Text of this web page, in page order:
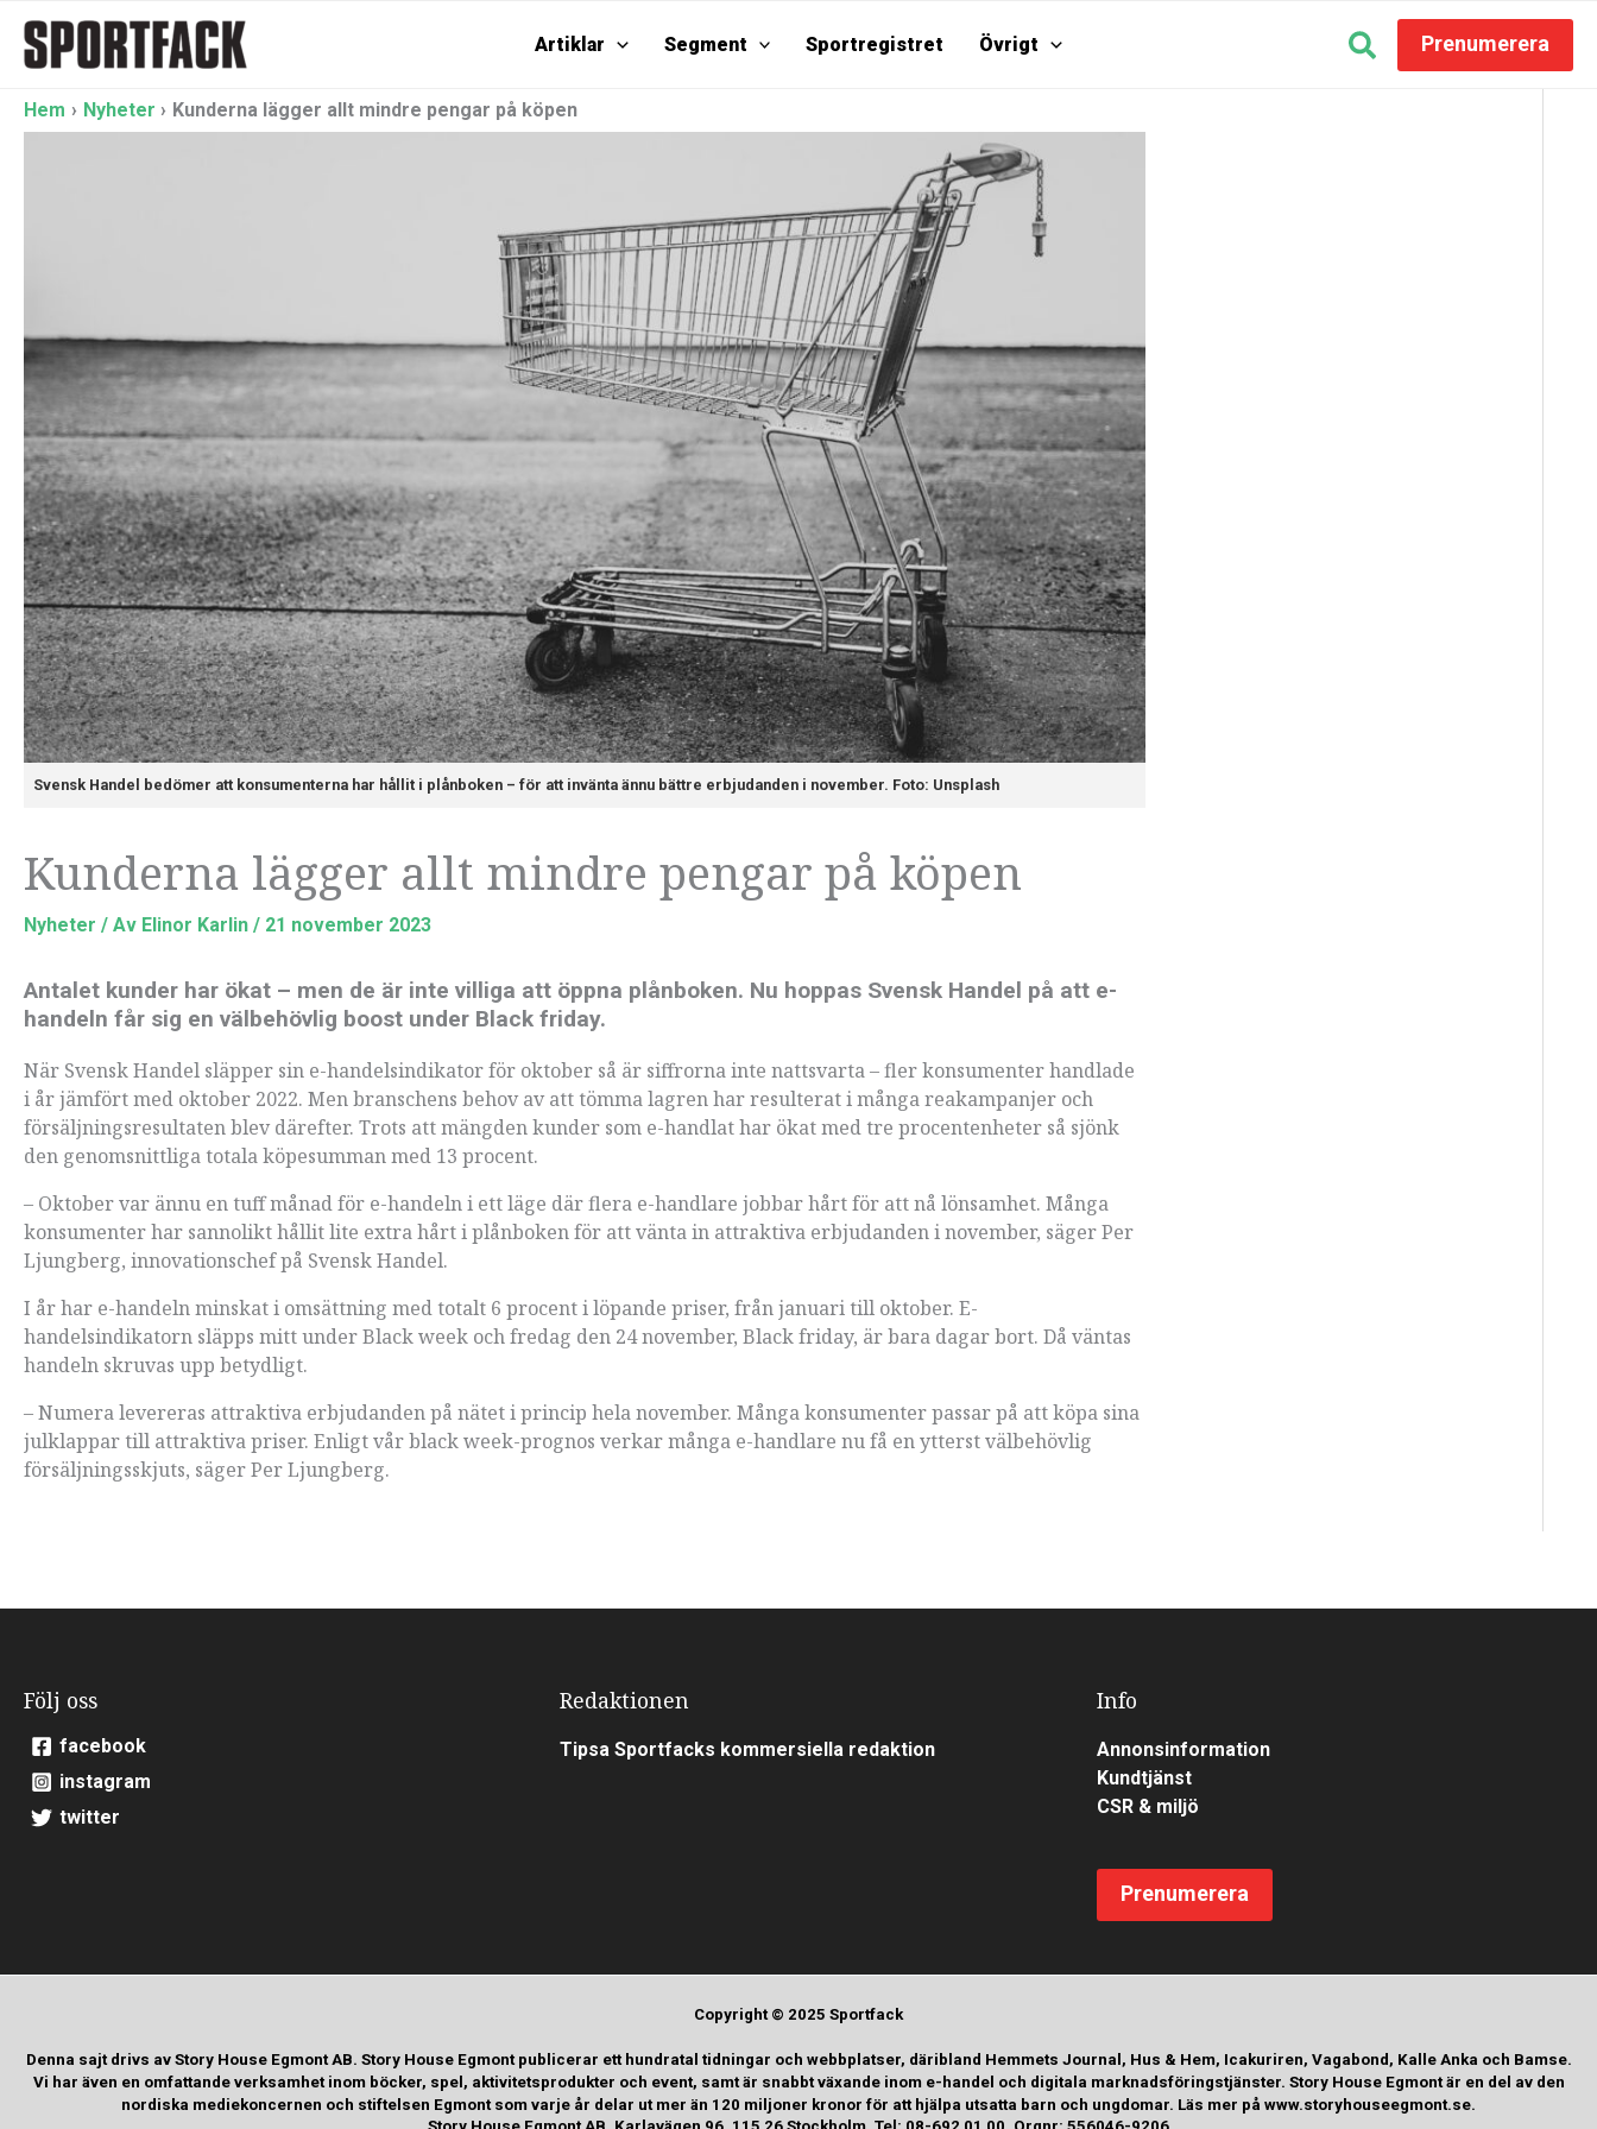
innehåll
Artiklar Segment Sportregistret Övrigt Prenumerera
Hem Nyheter Kunderna lägger allt mindre pengar på köpen
Svensk Handel bedömer att konsumenterna har hållit i plånboken – för att invänta ännu bättre erbjudanden i november. Foto: Unsplash
Kunderna lägger allt mindre pengar på köpen
Nyheter / Av Elinor Karlin / 21 november 2023
Antalet kunder har ökat – men de är inte villiga att öppna plånboken. Nu hoppas Svensk Handel på att e-
handeln får sig en välbehövlig boost under Black friday.
När Svensk Handel släpper sin e-handelsindikator för oktober så är siffrorna inte nattsvarta – fler konsumenter handlade
i år jämfört med oktober 2022. Men branschens behov av att tömma lagren har resulterat i många reakampanjer och
försäljningsresultaten blev därefter. Trots att mängden kunder som e-handlat har ökat med tre procentenheter så sjönk
den genomsnittliga totala köpesumman med 13 procent.
– Oktober var ännu en tuff månad för e-handeln i ett läge där flera e-handlare jobbar hårt för att nå lönsamhet. Många
konsumenter har sannolikt hållit lite extra hårt i plånboken för att vänta in attraktiva erbjudanden i november, säger Per
Ljungberg, innovationschef på Svensk Handel.
I år har e-handeln minskat i omsättning med totalt 6 procent i löpande priser, från januari till oktober. E-
handelsindikatorn släpps mitt under Black week och fredag den 24 november, Black friday, är bara dagar bort. Då väntas
handeln skruvas upp betydligt.
– Numera levereras attraktiva erbjudanden på nätet i princip hela november. Många konsumenter passar på att köpa sina
julklappar till attraktiva priser. Enligt vår black week-prognos verkar många e-handlare nu få en ytterst välbehövlig
försäljningsskjuts, säger Per Ljungberg.
Följ oss
facebook
instagram
twitter
Redaktionen
Tipsa Sportfacks kommersiella redaktion
Info
Annonsinformation
Kundtjänst
CSR & miljö
Prenumerera
Copyright © 2025 Sportfack
Denna sajt drivs av Story House Egmont AB. Story House Egmont publicerar ett hundratal tidningar och webbplatser, däribland Hemmets Journal, Hus & Hem, Icakuriren, Vagabond, Kalle Anka och Bamse.
Vi har även en omfattande verksamhet inom böcker, spel, aktivitetsprodukter och event, samt är snabbt växande inom e-handel och digitala marknadsföringstjänster. Story House Egmont är en del av den
nordiska mediekoncernen och stiftelsen Egmont som varje år delar ut mer än 120 miljoner kronor för att hjälpa utsatta barn och ungdomar. Läs mer på www.storyhouseegmont.se.